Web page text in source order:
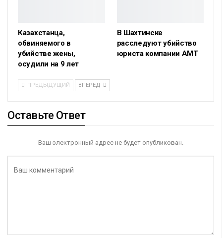
Казахстанца,
обвиняемого в
убийстве жены,
осудили на 9 лет
В Шахтинске
расследуют убийство
юриста компании АМТ
ПРЕДЫДУЩИЙ ВПЕРЕД
Оставьте Ответ
Ваш электронный адрес не будет опубликован.